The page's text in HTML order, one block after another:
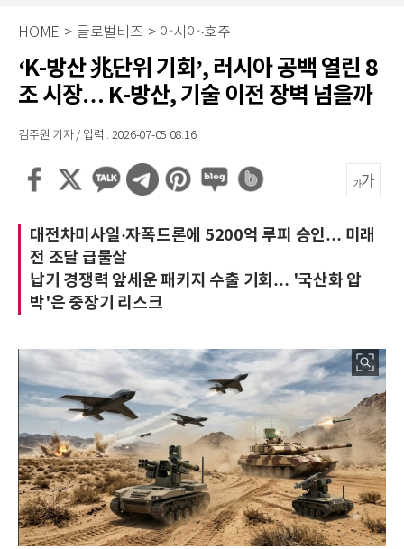
HOME > 글로벌비즈 > 아시아·호주
‘K-방산 兆단위 기회’, 러시아 공백 열린 8
조 시장… K-방산, 기술 이전 장벽 넘을까
김주원 기자 / 입력 : 2026-07-05 08:16
대전차미사일·자폭드론에 5200억 루피 승인… 미래
전 조달 급물살
납기 경쟁력 앞세운 패키지 수출 기회… '국산화 압
박'은 중장기 리스크